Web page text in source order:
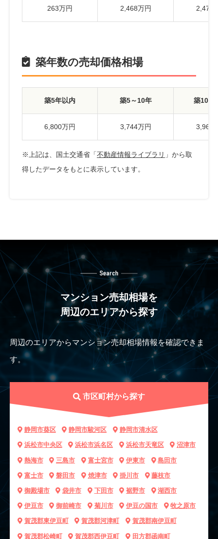
263万円 2,468万円 2,475
築年数の売却価格相場
築5年以内 築5～10年 築10～
6,800万円 3,744万円 3,960
※上記は、国土交通省「不動産情報ライブラリ 」から取
得したデータをもとに表示しています。
マンション売却相場を
周辺のエリアから探す
周辺のエリアからマンション売却相場情報を確認できま
す。
市区町村から探す
静岡市葵区 静岡市駿河区 静岡市清水区
浜松市中央区 浜松市浜名区 浜松市天竜区 沼津市
熱海市 三島市 富士宮市 伊東市 島田市
富士市 磐田市 焼津市 掛川市 藤枝市
御殿場市 袋井市 下田市 裾野市 湖西市
伊豆市 御前崎市 菊川市 伊豆の国市 牧之原市
賀茂郡東伊豆町 賀茂郡河津町 賀茂郡南伊豆町
賀茂郡松崎町 賀茂郡西伊豆町 田方郡函南町